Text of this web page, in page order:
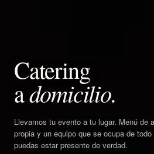
Catering
adomicilio.
Llevamos tu evento a tu lugar. Menú de
propia y un equipo que se ocupa de
puedas estar presente de verdad.